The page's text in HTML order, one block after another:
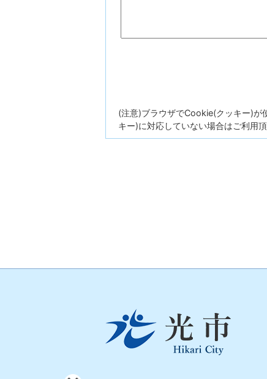
(注意)ブラウザでCookie(クッキー)が
キー)に対応していない場合はご利用頂
Hikari